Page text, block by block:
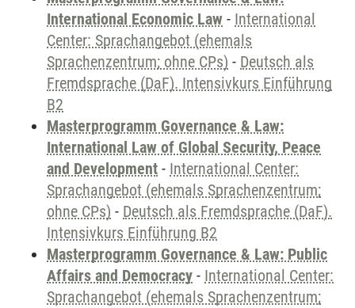
International Economic Law - International
Center: Sprachangebot (ehemals
Sprachenzentrum; ohne CPs) - Deutsch als
Fremdsprache (DaF). Intensivkurs Einführung
B2
Masterprogramm Governance & Law:
International Law of Global Security, Peace
and Development - International Center:
Sprachangebot (ehemals Sprachenzentrum;
ohne CPs) - Deutsch als Fremdsprache (DaF).
Intensivkurs Einführung B2
Masterprogramm Governance & Law: Public
Affairs and Democracy - International Center:
Sprachangebot (ehemals Sprachenzentrum;